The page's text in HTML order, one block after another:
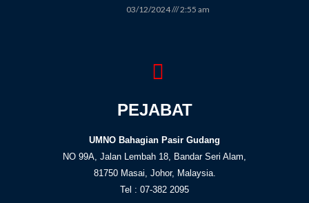
03/12/2024 2:55 am
PEJABAT
UMNO Bahagian Pasir Gudang
NO 99A, Jalan Lembah 18, Bandar Seri Alam,
81750 Masai, Johor, Malaysia.
Tel : 07-382 2095